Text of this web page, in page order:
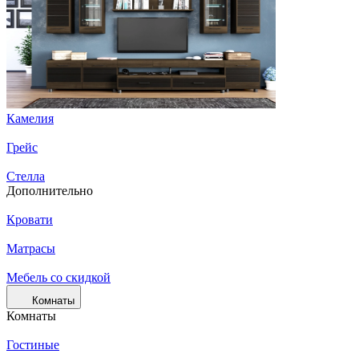
Камелия
Грейс
Стелла
Дополнительно
Кровати
Матрасы
Мебель со скидкой
Комнаты
Комнаты
Гостиные